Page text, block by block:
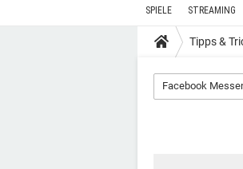
SPIELE STREAMING
Tipps &
Facebook